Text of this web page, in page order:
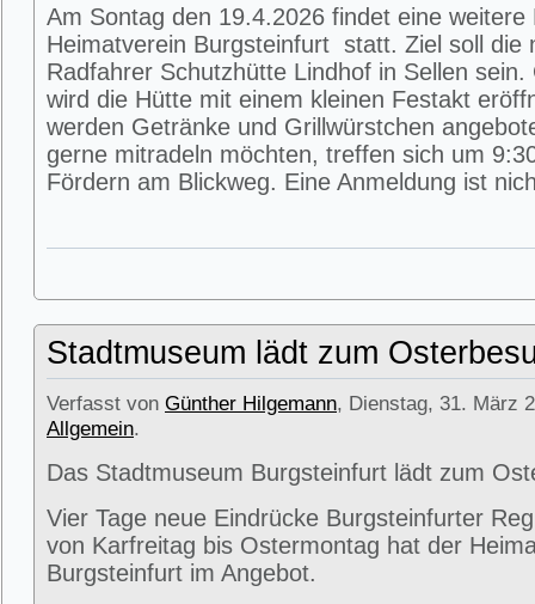
Am Sontag den 19.4.2026 findet eine weitere
Heimatverein Burgsteinfurt statt. Ziel soll die
Radfahrer Schutzhütte Lindhof in Sellen sein.
wird die Hütte mit einem kleinen Festakt
werden Getränke und Grillwürstchen
gerne mitradeln möchten, treffen sich um
Fördern am Blickweg. Eine Anmeldung ist
Stadtmuseum lädt zum
Verfasst von Günther Hilgemann, Dienstag, 31. März
Allgemein.
Das Stadtmuseum Burgsteinfurt lädt zum
Vier Tage neue Eindrücke Burgsteinfurter
von Karfreitag bis Ostermontag hat der
Burgsteinfurt im Angebot.